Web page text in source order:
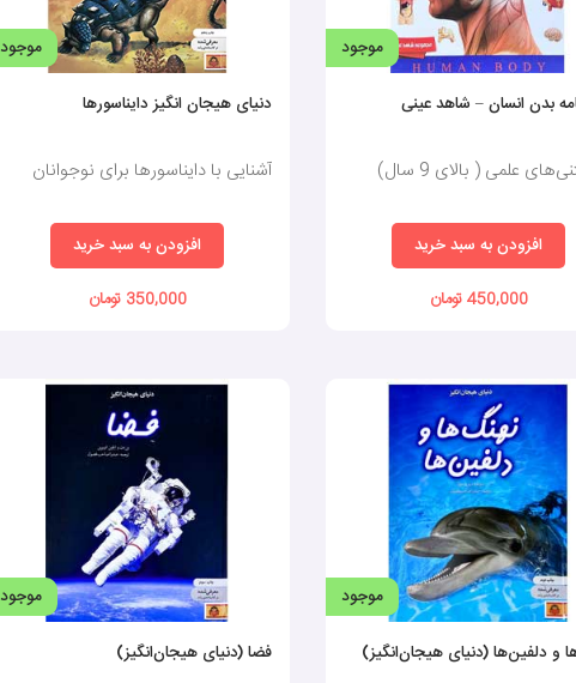
موجود
بدن انسان – شاهد عینی
علمی ( بالای 9 سال)
افزودن به سبد خرید
450,000 تومان
موجود
دنیای هیجان انگیز دایناسورها
آشنایی با دایناسورها برای نوجوانان
افزودن به سبد خرید
350,000 تومان
موجود
و دلفین‌ها (دنیای هیجان‌انگیز)
موجود
فضا (دنیای هیجان‌انگیز)